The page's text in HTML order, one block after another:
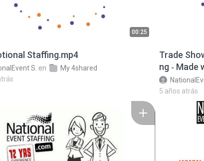
00:25
Staffing.mp4
S. en
My 4shared
Trade
ng ‑ Made
5 años atrás